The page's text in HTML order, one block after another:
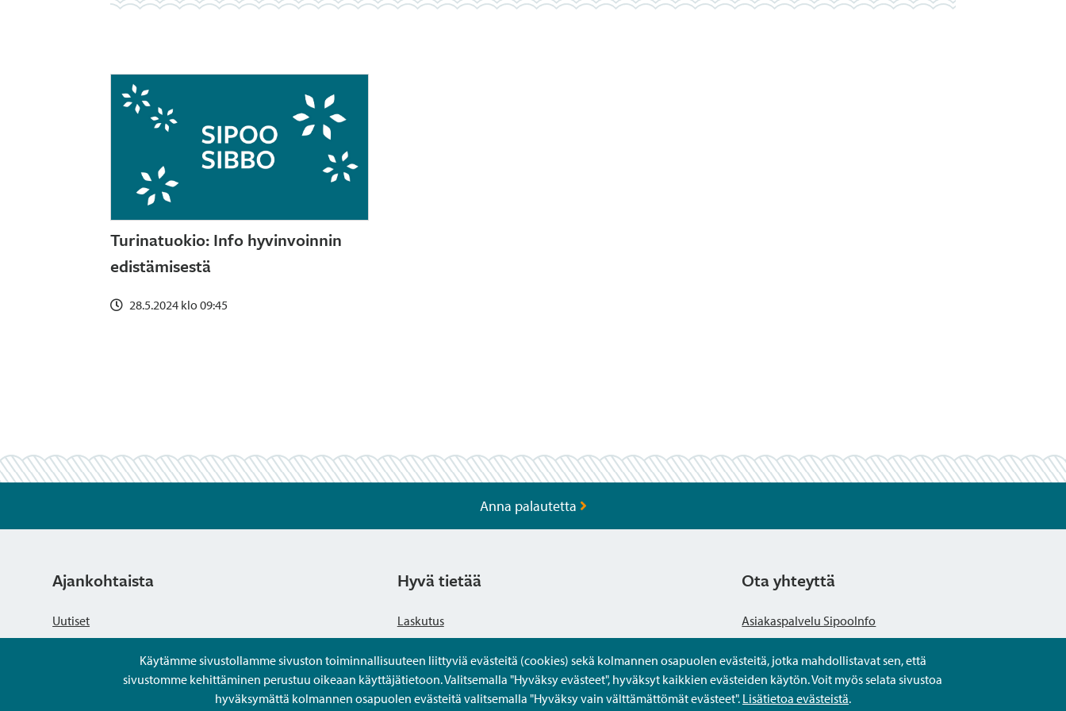
Turinatuokio: Info hyvinvoinnin
edistämisestä
28.5.2024 klo 09:45
Käytämme sivustollamme sivuston toiminnallisuuteen liittyviä evästeitä (cookies) sekä kolmannen osapuolen evästeitä, jotka mahdollistavat sen, että
sivustomme kehittäminen perustuu oikeaan käyttäjätietoon. Valitsemalla "Hyväksy evästeet", hyväksyt kaikkien evästeiden käytön. Voit myös selata sivustoa
hyväksymättä kolmannen osapuolen evästeitä valitsemalla "Hyväksy vain välttämättömät evästeet". Lisätietoa evästeistä.
Anna palautetta
Ajankohtaista
Uutiset
Hyvä tietää
Laskutus
Tietosuojaseloste
Saavutettavuusseloste
Ota yhteyttä
Asiakaspalvelu SipooInfo
Anna palautetta nimettömästi
Kysy tai asioi